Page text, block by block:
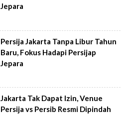
Jepara
Persija Jakarta Tanpa Libur Tahun
Baru, Fokus Hadapi Persijap
Jepara
Jakarta Tak Dapat Izin, Venue
Persija vs Persib Resmi Dipindah